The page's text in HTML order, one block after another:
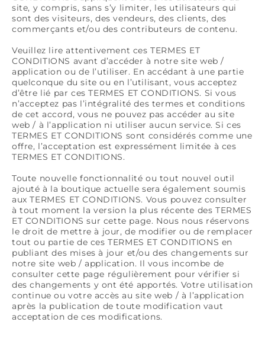
site, y compris, sans s’y limiter, les utilisateurs qui
sont des visiteurs, des vendeurs, des clients, des
commerçants et/ou des contributeurs de contenu.
Veuillez lire attentivement ces TERMES ET
CONDITIONS avant d’accéder à notre site web /
application ou de l’utiliser. En accédant à une partie
quelconque du site ou en l’utilisant, vous acceptez
d’être lié par ces TERMES ET CONDITIONS. Si vous
n’acceptez pas l’intégralité des termes et conditions
de cet accord, vous ne pouvez pas accéder au site
web / à l’application ni utiliser aucun service. Si ces
TERMES ET CONDITIONS sont considérés comme une
offre, l’acceptation est expressément limitée à ces
TERMES ET CONDITIONS.
Toute nouvelle fonctionnalité ou tout nouvel outil
ajouté à la boutique actuelle sera également soumis
aux TERMES ET CONDITIONS. Vous pouvez consulter
à tout moment la version la plus récente des TERMES
ET CONDITIONS sur cette page. Nous nous réservons
le droit de mettre à jour, de modifier ou de remplacer
tout ou partie de ces TERMES ET CONDITIONS en
publiant des mises à jour et/ou des changements sur
notre site web / application. Il vous incombe de
consulter cette page régulièrement pour vérifier si
des changements y ont été apportés. Votre utilisation
continue ou votre accès au site web / à l’application
après la publication de toute modification vaut
acceptation de ces modifications.